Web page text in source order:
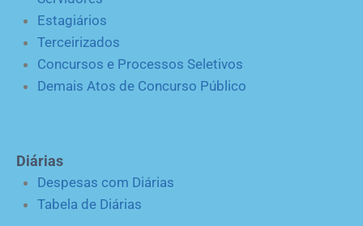
Estagiários
Terceirizados
Concursos e Processos Seletivos
Demais Atos de Concurso Público
Diárias
Despesas com Diárias
Tabela de Diárias